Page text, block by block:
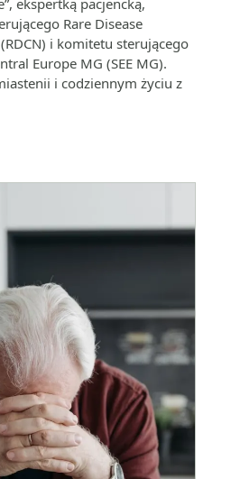
Rare Disease
i komitetu sterującego
Europe MG (SEE MG).
i codziennym życiu z